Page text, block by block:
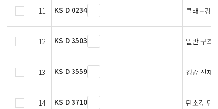
11 KS D 0234 클래드강
12 KS D 3503 일반 구조
13 KS D 3559 경강 선재
14 KS D 3710 탄소강 단